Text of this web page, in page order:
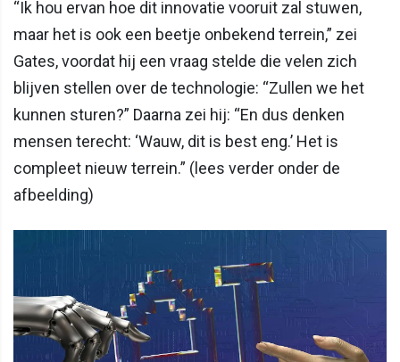
“Ik hou ervan hoe dit innovatie vooruit zal stuwen,
maar het is ook een beetje onbekend terrein,” zei
Gates, voordat hij een vraag stelde die velen zich
blijven stellen over de technologie: “Zullen we het
kunnen sturen?” Daarna zei hij: “En dus denken
mensen terecht: ‘Wauw, dit is best eng.’ Het is
compleet nieuw terrein.” (lees verder onder de
afbeelding)